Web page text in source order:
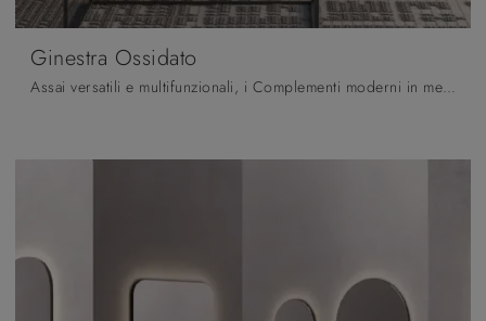
Ginestra Ossidato
Assai versatili e multifunzionali, i Complementi moderni in melaminico assolvono a funzioni diversificate: ultimano le qualità pratiche e il valore ...